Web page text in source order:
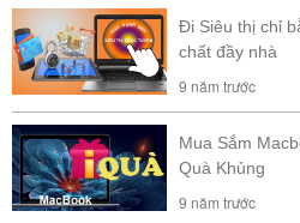
Đi Siêu thị chỉ
chất đầy nhà
9 năm trước
Mua Sắm
Quà Khủng
9 năm trước